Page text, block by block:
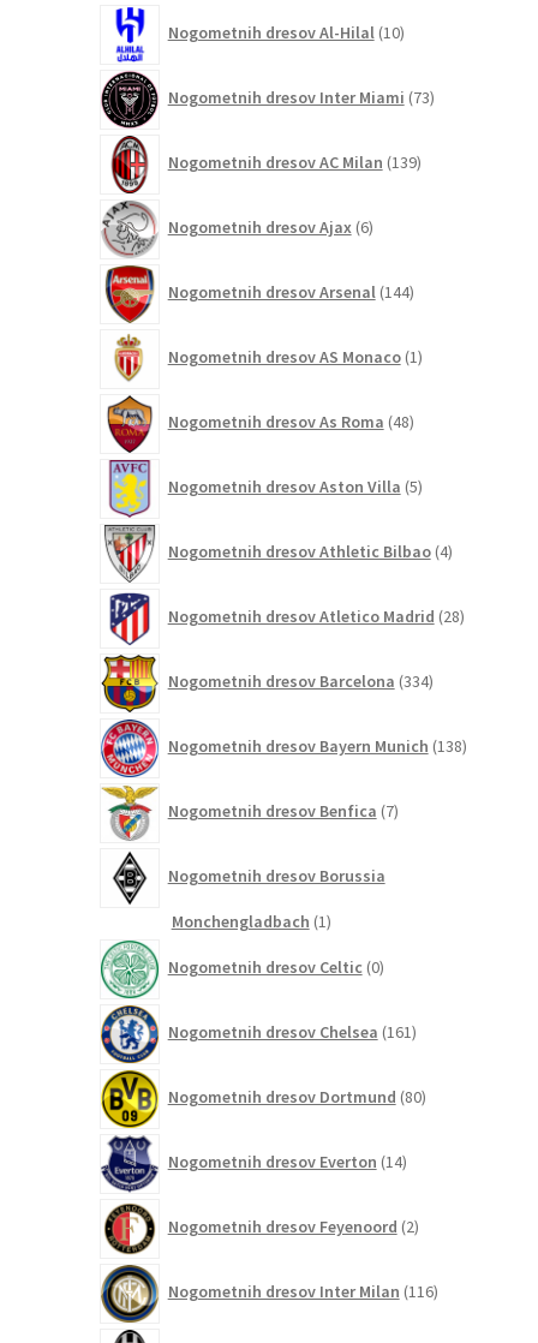
Nogometnih dresov Al-Hilal 10izdelkov
Nogometnih dresov Inter Miami 73izdelkov
Nogometnih dresov AC Milan 139izdelkov
Nogometnih dresov Ajax 6izdelkov
Nogometnih dresov Arsenal 144izdelkov
Nogometnih dresov AS Monaco 1izdelek
Nogometnih dresov As Roma 48izdelkov
Nogometnih dresov Aston Villa 5izdelkov
Nogometnih dresov Athletic Bilbao 4izdelki
Nogometnih dresov Atletico Madrid 28izdelkov
Nogometnih dresov Barcelona 334izdelkov
Nogometnih dresov Bayern Munich 138izdelkov
Nogometnih dresov Benfica 7izdelkov
Nogometnih dresov Borussia
Monchengladbach 11
Nogometnih dresov Celtic 0izdelkov
Nogometnih dresov Chelsea 161izdelkov
Nogometnih dresov Dortmund 80izdelkov
Nogometnih dresov Everton 14izdelkov
Nogometnih dresov Feyenoord 2izdelka
Nogometnih dresov Inter Milan 116izdelkov